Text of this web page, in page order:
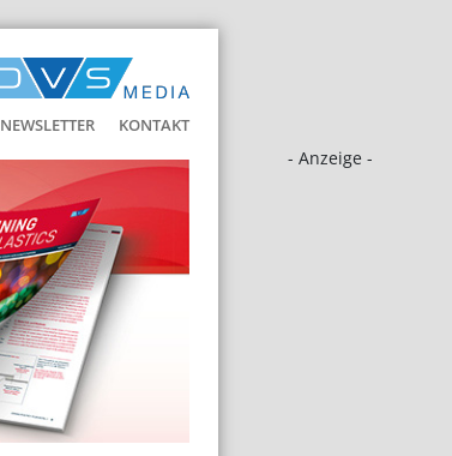
NEWSLETTER KONTAKT
- Anzeige -